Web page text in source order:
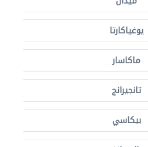
يوغياكارتا
ماكاسار
تانجيرانج
بيكاسي